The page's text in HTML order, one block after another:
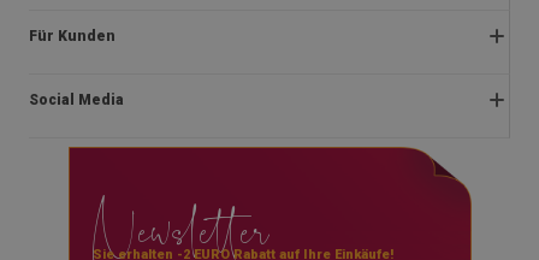
Rückgabe und beanstandungen
Datenschutzerklärung
Zahlungen
Für Kunden
Impressum
Social Media
instagram
youtube
Newsletter
Sie erhalten -2 EURO Rabatt auf Ihre Einkäufe!